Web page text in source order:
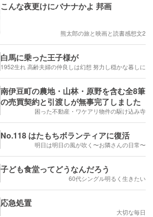
こんな夜更けにバナナかよ 邦画
熊太郎の旅と映画と読書感想文2
白馬に乗った王子様が
1952生れ 高齢夫婦の仲良しは幻想 努力し穏かな暮しに
南伊豆町の農地・山林・原野を含む全8筆
の売買契約と引渡しが無事完了しました
困った不動産・ワケアリ物件の駆け込み寺
No.118 はたもちボランティアに復活
明日は明日の風が吹く〜お隣さんの日常〜
子ども食堂ってどうなんだろう
60代シングル明るく生きたい
応急処置
大切な毎日